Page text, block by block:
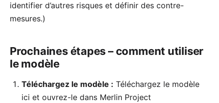
identifier d’autres risques et définir des contre-
mesures.)
Prochaines étapes – comment utiliser
le modèle
Téléchargez le modèle : Téléchargez le modèle
ici et ouvrez-le dans Merlin Project